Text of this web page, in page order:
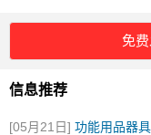
免
信息推荐
[05月21日] 功能用品器具